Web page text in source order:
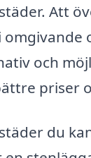
Att
och
priser
du